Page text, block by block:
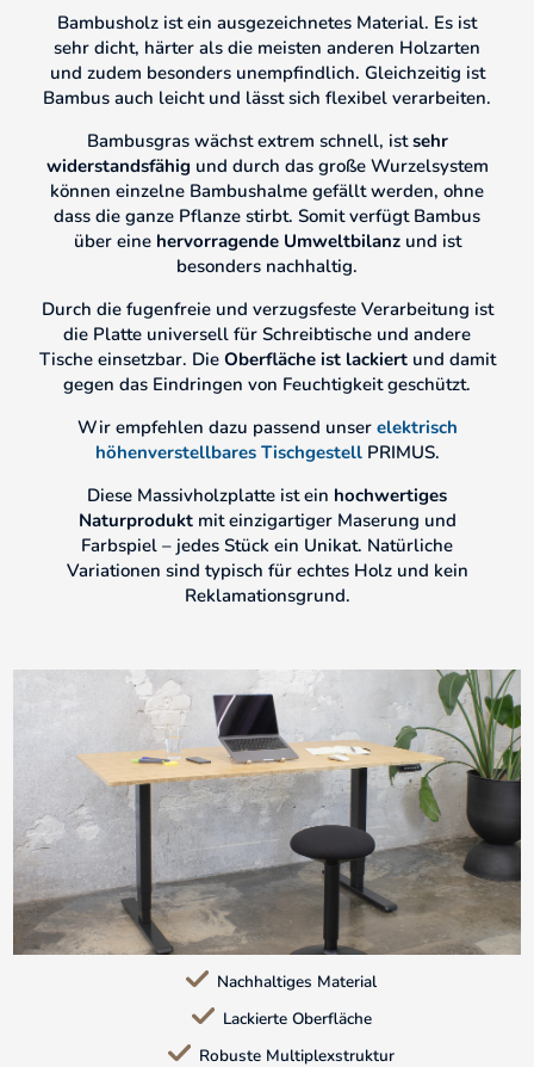
Bambusholz ist ein ausgezeichnetes Material. Es ist
sehr dicht, härter als die meisten anderen Holzarten
und zudem besonders unempfindlich. Gleichzeitig ist
Bambus auch leicht und lässt sich flexibel verarbeiten.
Bambusgras wächst extrem schnell, istsehr
widerstandsfähig und durch das große Wurzelsystem
können einzelne Bambushalme gefällt werden, ohne
dass die ganze Pflanze stirbt. Somit verfügt Bambus
über einehervorragende Umweltbilanzund ist
besonders nachhaltig.
Durch die fugenfreie und verzugsfeste Verarbeitung ist
die Platte universell für Schreibtische und andere
Tische einsetzbar. Die Oberfläche ist lackiertund damit
gegen das Eindringen von Feuchtigkeit geschützt.
Wir empfehlen dazu passend unser elektrisch
höhenverstellbares TischgestellPRIMUS.
Diese Massivholzplatte ist ein hochwertiges
Naturproduktmit einzigartiger Maserung und
Farbspiel – jedes Stück ein Unikat. Natürliche
Variationen sind typisch für echtes Holz und kein
Reklamationsgrund.
Nachhaltiges Material
Lackierte Oberfläche
Robuste Multiplexstruktur